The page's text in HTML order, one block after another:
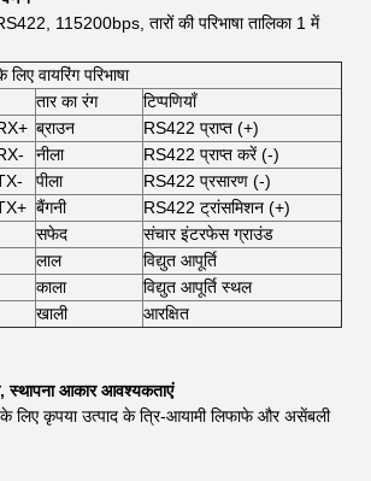
115200bps, तारों की परिभाषा तालिका 1 में
वायरिंग परिभाषा
तार का रंग
टिप्पणियाँ
ब्राउन
RS422 प्राप्त (+)
नीला
RS422 प्राप्त करें (-)
पीला
RS422 प्रसारण (-)
बैंगनी
RS422 ट्रांसमिशन (+)
सफेद
संचार इंटरफेस ग्राउंड
लाल
विद्युत आपूर्ति
काला
विद्युत आपूर्ति स्थल
खाली आरक्षित
स्थापना आकार आवश्यकताएं
के लिए कृपया उत्पाद के त्रि-आयामी लिफाफे और असेंबली